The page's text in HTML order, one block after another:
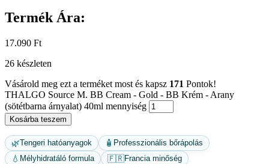
Termék Ára:
17.090 Ft
26 készleten
Vásárold meg ezt a terméket most és kapsz 171 Pontok!
THALGO Source M. BB Cream - Gold - BB Krém - Arany
(sötétbarna árnyalat) 40ml mennyiség
Kosárba teszem
🌿Tengeri hatóanyagok 🧴 Professzionális bőrápolás
💧 Mélyhidratáló formula 🇫🇷Francia minőség